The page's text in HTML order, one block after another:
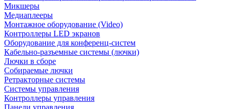
Микшеры
Медиаплееры
Монтажное оборудование (Video)
Контроллеры LED экранов
Оборудование для конференц-систем
Кабельно-разъемные системы (лючки)
Лючки в сборе
Собираемые лючки
Ретракторные системы
Системы управления
Контроллеры управления
Панели управления